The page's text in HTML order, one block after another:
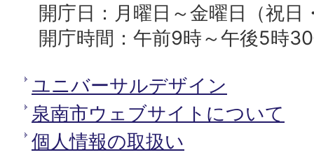
開庁日：月曜日～金曜日（祝日
開庁時間：午前9時～午後5時
ユニバーサルデザイン
泉南市ウェブサイトについて
個人情報の取扱い